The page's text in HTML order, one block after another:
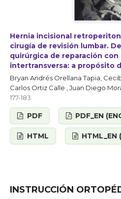
Hernia incisional
cirugía de revisión lumbar.
quirúrgica de reparación con
intertransversa: a propósito
Bryan Andrés Orellana Tapia,
Carlos Ortiz Calle , Juan Diego
177-183
PDF PDF_EN
HTML HTML_EN
INSTRUCCIÓN